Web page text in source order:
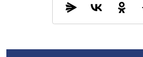
ВШЭ для школьников 10–11-х
визуальных коммуникаций.
единой площадкой для школьников
реализации творческих проектов,